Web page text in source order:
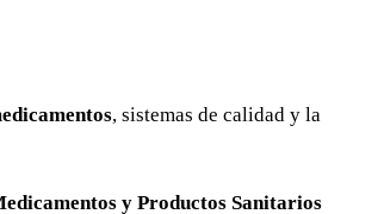
, sistemas de calidad y la
y Productos Sanitarios